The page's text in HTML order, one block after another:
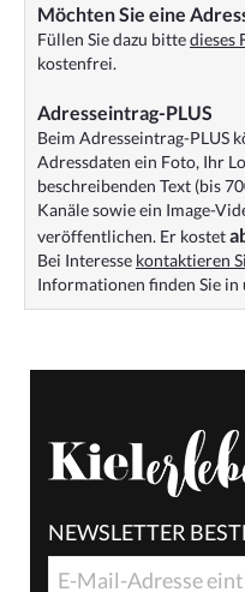
Möchten Sie eine
Füllen Sie dazu bittedieses
kostenfrei.
Adresseintrag-PLUS
Beim Adresseintrag-PLUS
Adressdaten ein Foto, Ihr
beschreibenden Text (bis
Kanäle sowie ein Image-
veröffentlichen. Er kostet
Bei Interesse kontaktieren
Informationen finden Sie in
NEWSLETTER